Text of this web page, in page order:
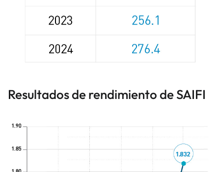
Resultados de rendimiento de SAIFI